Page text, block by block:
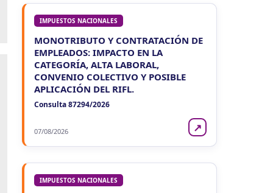
IMPUESTOS NACIONALES
MONOTRIBUTO Y CONTRATACIÓN DE
EMPLEADOS: IMPACTO EN LA
CATEGORÍA, ALTA LABORAL,
CONVENIO COLECTIVO Y POSIBLE
APLICACIÓN DEL RIFL.
Consulta 87294/2026
07/08/2026 ↗
IMPUESTOS NACIONALES